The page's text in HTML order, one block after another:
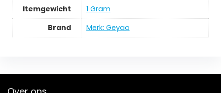
Itemgewicht
‎1 Gram
Brand
Merk: Geyao